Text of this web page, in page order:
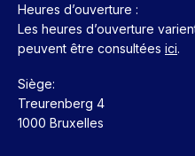
Heures d’ouverture :
Les heures d’ouverture
peuvent être consultées ici.
Siège:
Treurenberg 4
1000 Bruxelles